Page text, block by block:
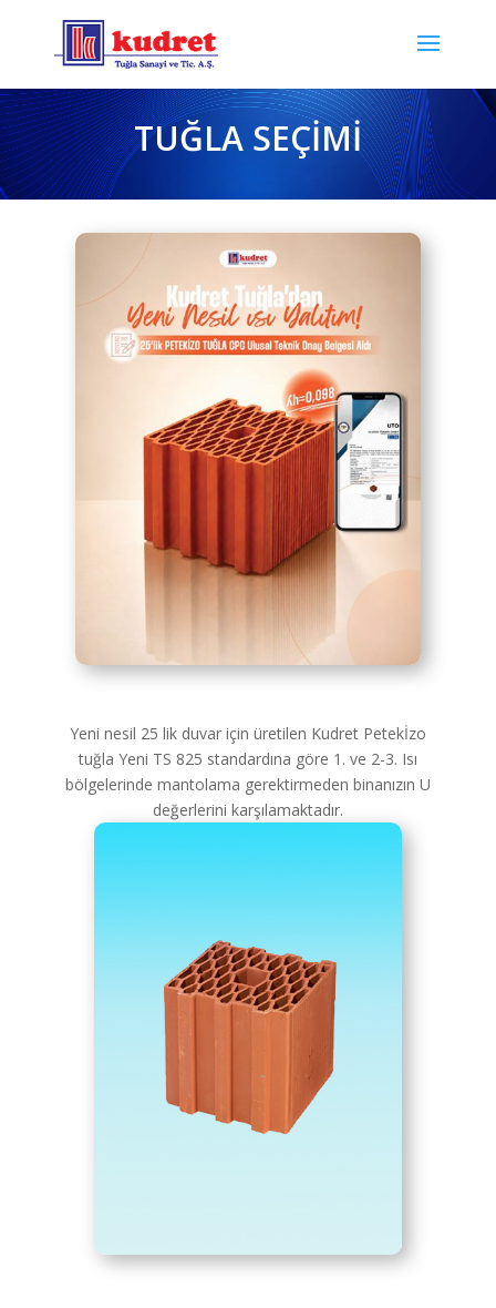
TUĞLA SEÇİMİ
Yeni nesil 25 lik duvar için üretilen Kudret Petekİzo
tuğla Yeni TS 825 standardına göre 1. ve 2-3. Isı
bölgelerinde mantolama gerektirmeden binanızın U
değerlerini karşılamaktadır.